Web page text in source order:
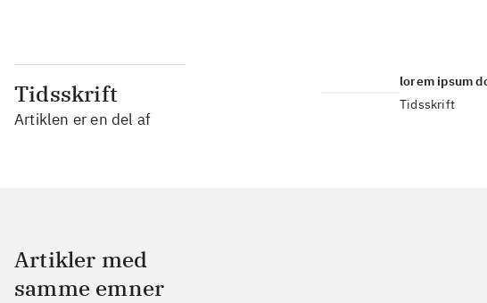
Tidsskrift
Artiklen er en del af
lorem ipsum
Tidsskrift
Artikler med
samme emner